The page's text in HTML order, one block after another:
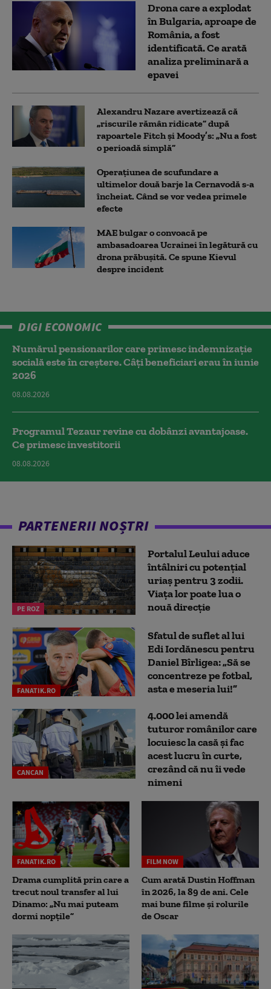
Drona care a explodat
în Bulgaria, aproape de
România, a fost
identificată. Ce arată
analiza preliminară a
epavei
Alexandru Nazare avertizează că
„riscurile rămân ridicate” după
rapoartele Fitch și Moody’s: „Nu a fost
o perioadă simplă”
Operațiunea de scufundare a
ultimelor două barje la Cernavodă s-a
încheiat. Când se vor vedea primele
efecte
MAE bulgar o convoacă pe
ambasadoarea Ucrainei în legătură cu
drona prăbuşită. Ce spune Kievul
despre incident
DIGI ECONOMIC
Numărul pensionarilor care primesc indemnizaţie
socială este în creștere. Câți beneficiari erau în iunie
2026
08.08.2026
Programul Tezaur revine cu dobânzi avantajoase.
Ce primesc investitorii
08.08.2026
PARTENERII NOȘTRI
PE ROZ
Portalul Leului aduce
întâlniri cu potențial
uriaș pentru 3 zodii.
Viața lor poate lua o
nouă direcție
FANATIK.RO
Sfatul de suflet al lui
Edi Iordănescu pentru
Daniel Bîrligea: „Să se
concentreze pe fotbal,
asta e meseria lui!”
CANCAN
4.000 lei amendă
tuturor românilor care
locuiesc la casă și fac
acest lucru în curte,
crezând că nu îi vede
nimeni
FANATIK.RO
Drama cumplită prin care a
trecut noul transfer al lui
Dinamo: „Nu mai puteam
dormi nopțile”
FILM NOW
Cum arată Dustin Hoffman
în 2026, la 89 de ani. Cele
mai bune filme și rolurile
de Oscar